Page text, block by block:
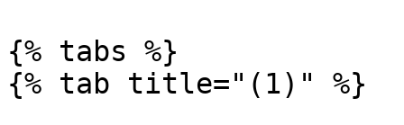
{% tabs %}
{% tab title="(1)" %}